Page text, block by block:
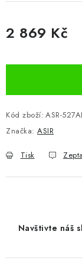
2 869 Kč
Kód zboží: ASR-
Značka: ASIR
Tisk
Navštivte náš